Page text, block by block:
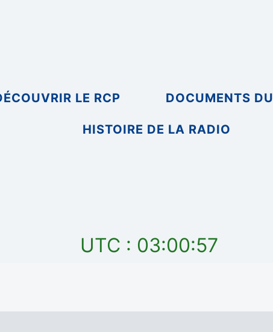
LE RCP DOCUMENTS
HISTOIRE DE LA RADIO
UTC : 03:00:57